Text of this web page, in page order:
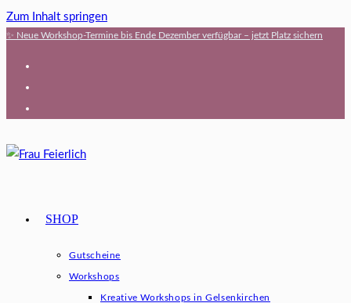
Zum Inhalt springen
✨ Neue Workshop-Termine bis Ende Dezember verfügbar – jetzt Platz sichern
SHOP
Gutscheine
Workshops
Kreative Workshops in Gelsenkirchen